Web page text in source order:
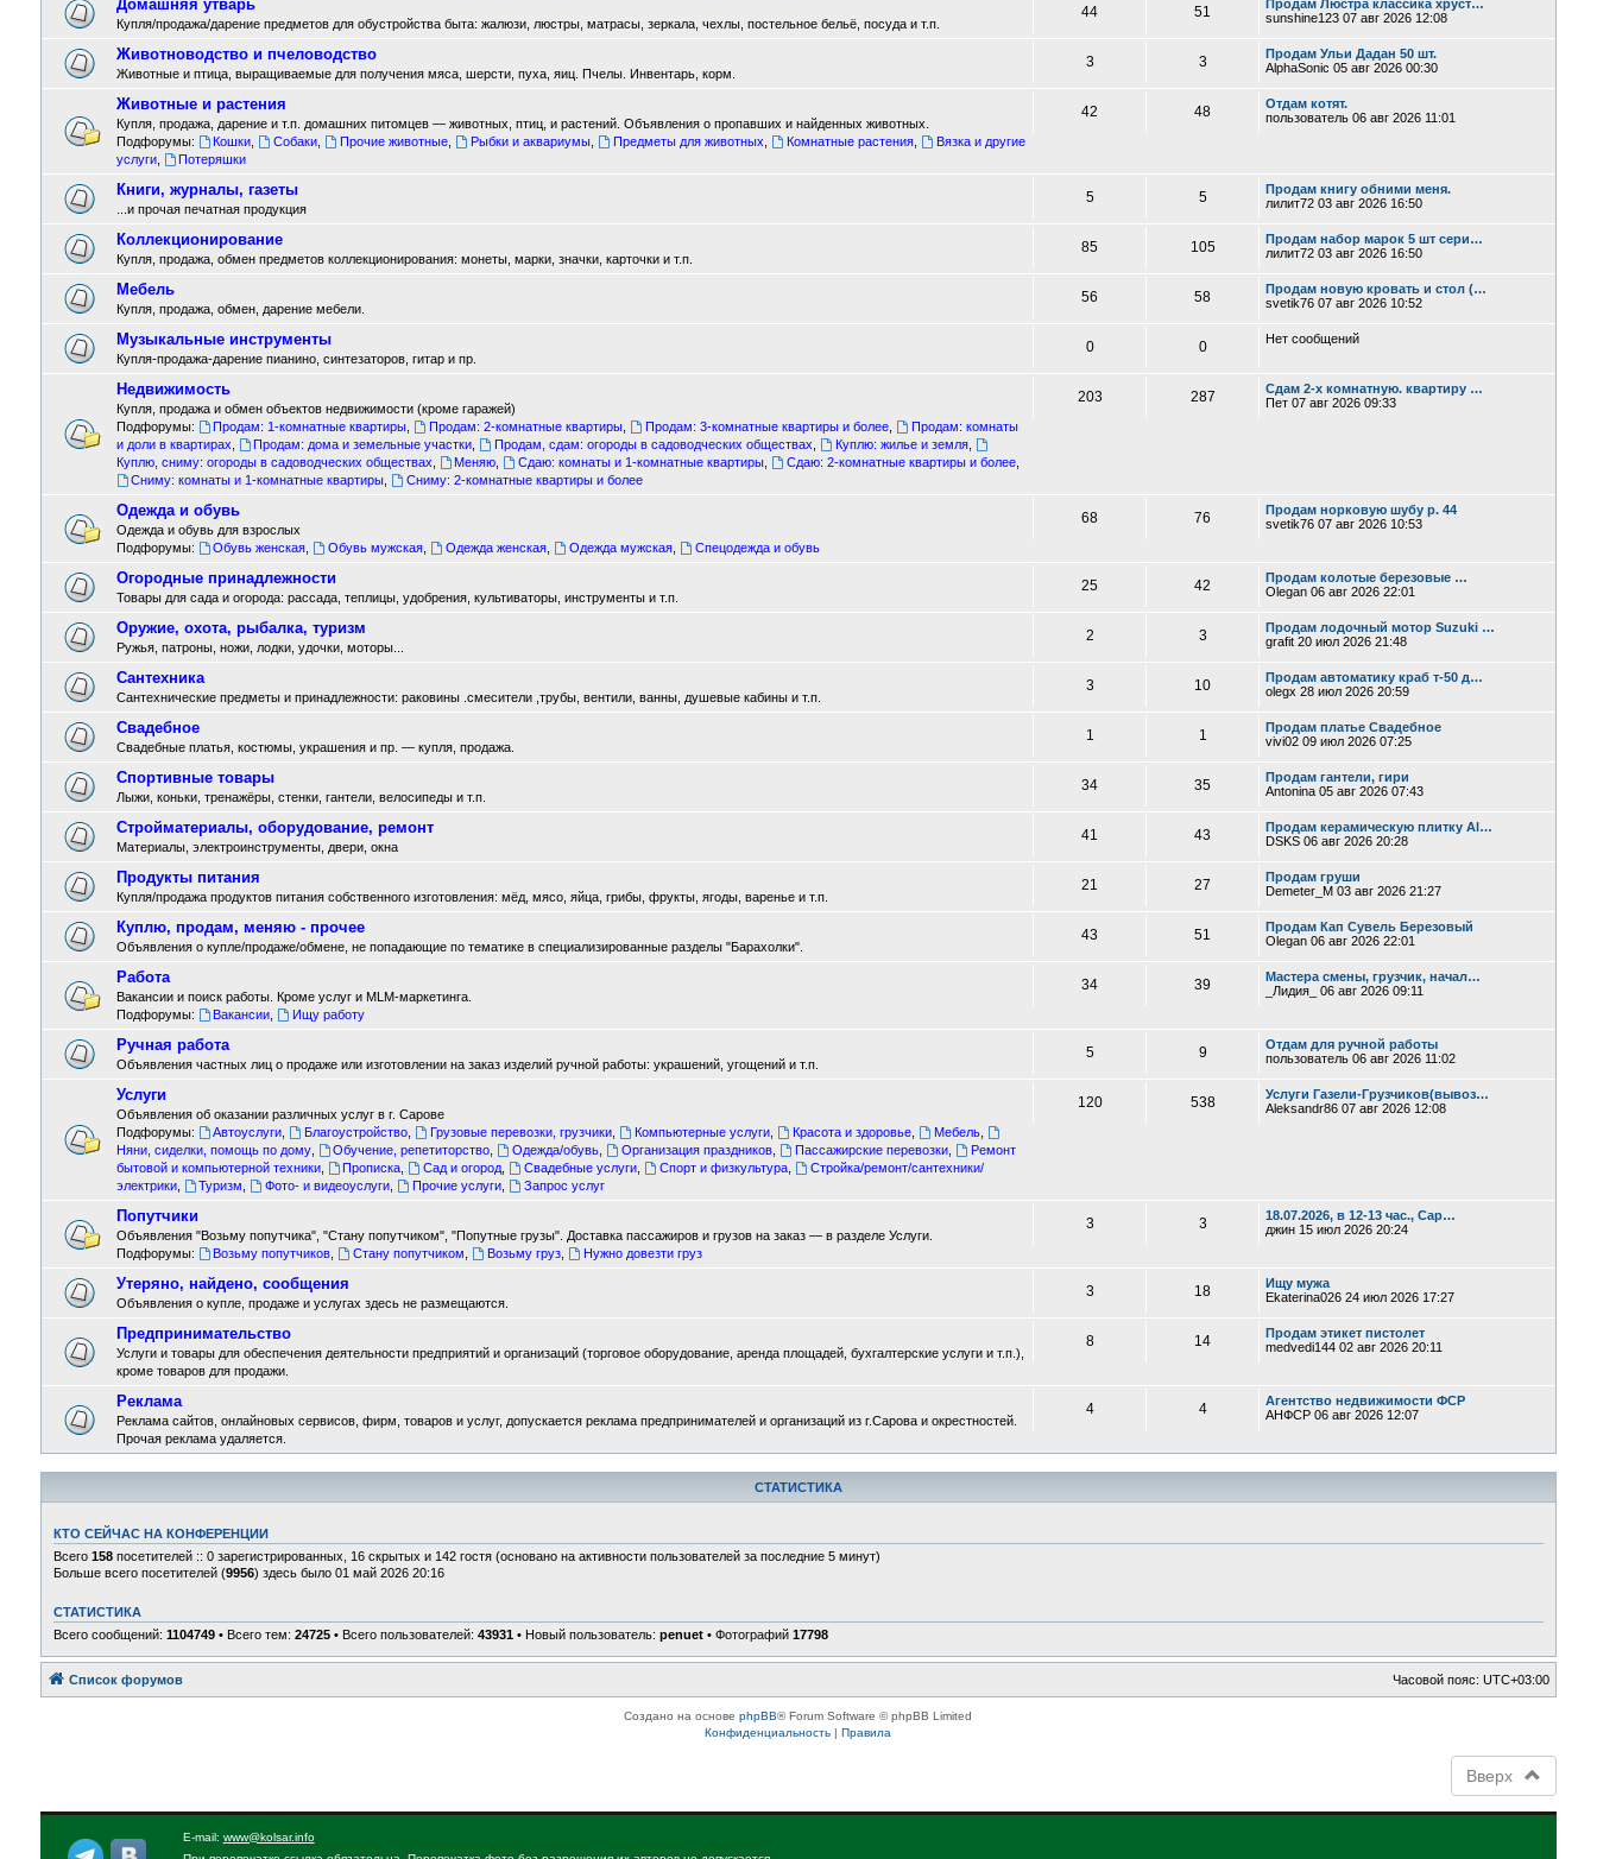
Домашняя утварь
Купля/продажа/дарение предметов для обустройства быта: жалюзи, люстры, матрасы, зеркала, чехлы, постельное бельё, посуда и т.п.
44 51
Продам Люстра классика хруст…
sunshine123 07 авг 2026 12:08
Животноводство и пчеловодство
Животные и птица, выращиваемые для получения мяса, шерсти, пуха, яиц. Пчелы. Инвентарь, корм.
3 3
Продам Ульи Дадан 50 шт.
AlphaSonic 05 авг 2026 00:30
Животные и растения
Купля, продажа, дарение и т.п. домашних питомцев — животных, птиц, и растений. Объявления о пропавших и найденных животных.
Подфорумы:
Кошки Собаки Прочие животные Рыбки и аквариумы, Предметы для животных Комнатные растения,
Вязка и другие
услуги, Потеряшки
42 48
Отдам котят.
пользователь 06 авг 2026 11:01
Книги, журналы, газеты
...и прочая печатная продукция
5 5
Продам книгу обними меня.
лилит72 03 авг 2026 16:50
Коллекционирование
Купля, продажа, обмен предметов коллекционирования: монеты, марки, значки, карточки и т.п.
85 105
Продам набор марок 5 шт сери…
лилит72 03 авг 2026 16:50
Мебель
Купля, продажа, обмен, дарение мебели.
56 58
Продам новую кровать и стол (…
svetik76 07 авг 2026 10:52
Музыкальные инструменты
Купля-продажа-дарение пианино, синтезаторов, гитар и пр.
0 0 Нет сообщений
Недвижимость
Купля, продажа и обмен объектов недвижимости (кроме гаражей)
Подфорумы:
Продам: 1-комнатные квартиры Продам: 2-комнатные квартиры Продам: 3-комнатные квартиры и более
Продам: комнаты
и доли в квартирах
Продам: дома и земельные участки Продам, сдам: огороды в садоводческих обществах Куплю: жилье и земля
Куплю, сниму: огороды в садоводческих обществах
Меняю Сдаю: комнаты и 1-комнатные квартиры Сдаю: 2-комнатные квартиры и более
Сниму: комнаты и 1-комнатные квартиры
Сниму: 2-комнатные квартиры и более
203 287
Сдам 2-х комнатную. квартиру …
Пет 07 авг 2026 09:33
Одежда и обувь
Одежда и обувь для взрослых
Подфорумы:
Обувь женская Обувь мужская Одежда женская Одежда мужская, Спецодежда и обувь
68 76
Продам норковую шубу р. 44
svetik76 07 авг 2026 10:53
Огородные принадлежности
Товары для сада и огорода: рассада, теплицы, удобрения, культиваторы, инструменты и т.п.
25 42
Продам колотые березовые …
Olegan 06 авг 2026 22:01
Оружие, охота, рыбалка, туризм
Ружья, патроны, ножи, лодки, удочки, моторы...
2 3
Продам лодочный мотор Suzuki …
grafit 20 июл 2026 21:48
Сантехника
Сантехнические предметы и принадлежности: раковины .смесители ,трубы, вентили, ванны, душевые кабины и т.п.
3 10
Продам автоматику краб т-50 д…
olegx 28 июл 2026 20:59
Свадебное
Свадебные платья, костюмы, украшения и пр. — купля, продажа.
1 1
Продам платье Свадебное
vivi02 09 июл 2026 07:25
Спортивные товары
Лыжи, коньки, тренажёры, стенки, гантели, велосипеды и т.п.
34 35
Продам гантели, гири
Antonina 05 авг 2026 07:43
Стройматериалы, оборудование, ремонт
Материалы, электроинструменты, двери, окна
41 43
Продам керамическую плитку Al…
DSKS 06 авг 2026 20:28
Продукты питания
Купля/продажа продуктов питания собственного изготовления: мёд, мясо, яйца, грибы, фрукты, ягоды, варенье и т.п.
21 27
Продам груши
Demeter_M 03 авг 2026 21:27
Куплю, продам, меняю - прочее
Объявления о купле/продаже/обмене, не попадающие по тематике в специализированные разделы "Барахолки".
43 51
Продам Кап Сувель Березовый
Olegan 06 авг 2026 22:01
Работа
Вакансии и поиск работы. Кроме услуг и MLM-маркетинга.
Подфорумы:
Вакансии Ищу работу
34 39
Мастера смены, грузчик, начал…
_Лидия_
06 авг 2026 09:11
Ручная работа
Объявления частных лиц о продаже или изготовлении на заказ изделий ручной работы: украшений, угощений и т.п.
5 9
Отдам для ручной работы
пользователь 06 авг 2026 11:02
Услуги
Объявления об оказании различных услуг в г. Сарове
Подфорумы:
Автоуслуги Благоустройство Грузовые перевозки, грузчики Компьютерные услуги, Красота и здоровье, Мебель,
Няни, сиделки, помощь по дому, Обучение, репетиторство Одежда/обувь Организация праздников Пассажирские перевозки,
Ремонт
бытовой и компьютерной техники, Прописка Сад и огород Свадебные услуги Спорт и физкультура,
Стройка/ремонт/сантехники/
электрики, Туризм Фото- и видеоуслуги Прочие услуги Запрос услуг
120 538
Услуги Газели-Грузчиков(вывоз…
Aleksandr86 07 авг 2026 12:08
Попутчики
Объявления "Возьму попутчика", "Стану попутчиком", "Попутные грузы". Доставка пассажиров и грузов на заказ — в разделе Услуги.
Подфорумы:
Возьму попутчиков Стану попутчиком Возьму груз Нужно довезти груз
3 3
18.07.2026, в 12-13 час., Сар…
джин 15 июл 2026 20:24
Утеряно, найдено, сообщения
Объявления о купле, продаже и услугах здесь не размещаются.
3 18
Ищу мужа
Ekaterina026 24 июл 2026 17:27
Предпринимательство
Услуги и товары для обеспечения деятельности предприятий и организаций (торговое оборудование, аренда площадей, бухгалтерские услуги и т.п.),
кроме товаров для продажи.
8 14
Продам этикет пистолет
medvedi144 02 авг 2026 20:11
Реклама
Реклама сайтов, онлайновых сервисов, фирм, товаров и услуг, допускается реклама предпринимателей и организаций из г.Сарова и окрестностей.
Прочая реклама удаляется.
4 4
Агентство недвижимости ФСР
АНФСР 06 авг 2026 12:07
СТАТИСТИКА
КТО СЕЙЧАС НА КОНФЕРЕНЦИИ
Всего 158посетителей :: 0 зарегистрированных, 16 скрытых и 142 гостя (основано на активности пользователей за последние 5 минут)
Больше всего посетителей (9956) здесь было 01 май 2026 20:16
СТАТИСТИКА
Всего сообщений: 1104749• Всего тем: 24725• Всего пользователей: 43931• Новый пользователь: penuet• Фотографий 17798
Список форумов Часовой пояс:UTC+03:00
Создано на основеphpBB® Forum Software © phpBB Limited
Конфиденциальность |Правила
Вверх
E-mail: www@kolsar.info